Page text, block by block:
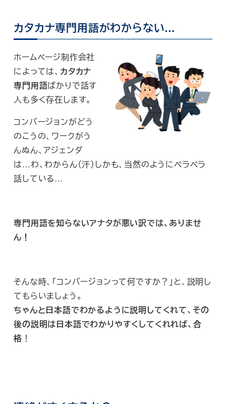
カタカナ専門用語がわからない…
ホームページ制作会社
によっては、 カタカナ
専門用語ばかりで話す
人も多く存在します。
コンバージョンがどう
のこうの、ワークがう
んぬん、アジェンダ
は…わ、わからん（汗）しかも、当然のようにペラペラ
話している…
専門用語を知らないアナタが悪い訳では、ありませ
ん！
そんな時、「コンバージョンって何ですか？」と、説明し
てもらいましょう。
ちゃんと日本語でわかるように説明してくれて、その
後の説明は日本語でわかりやすくしてくれれば、合
格 ！